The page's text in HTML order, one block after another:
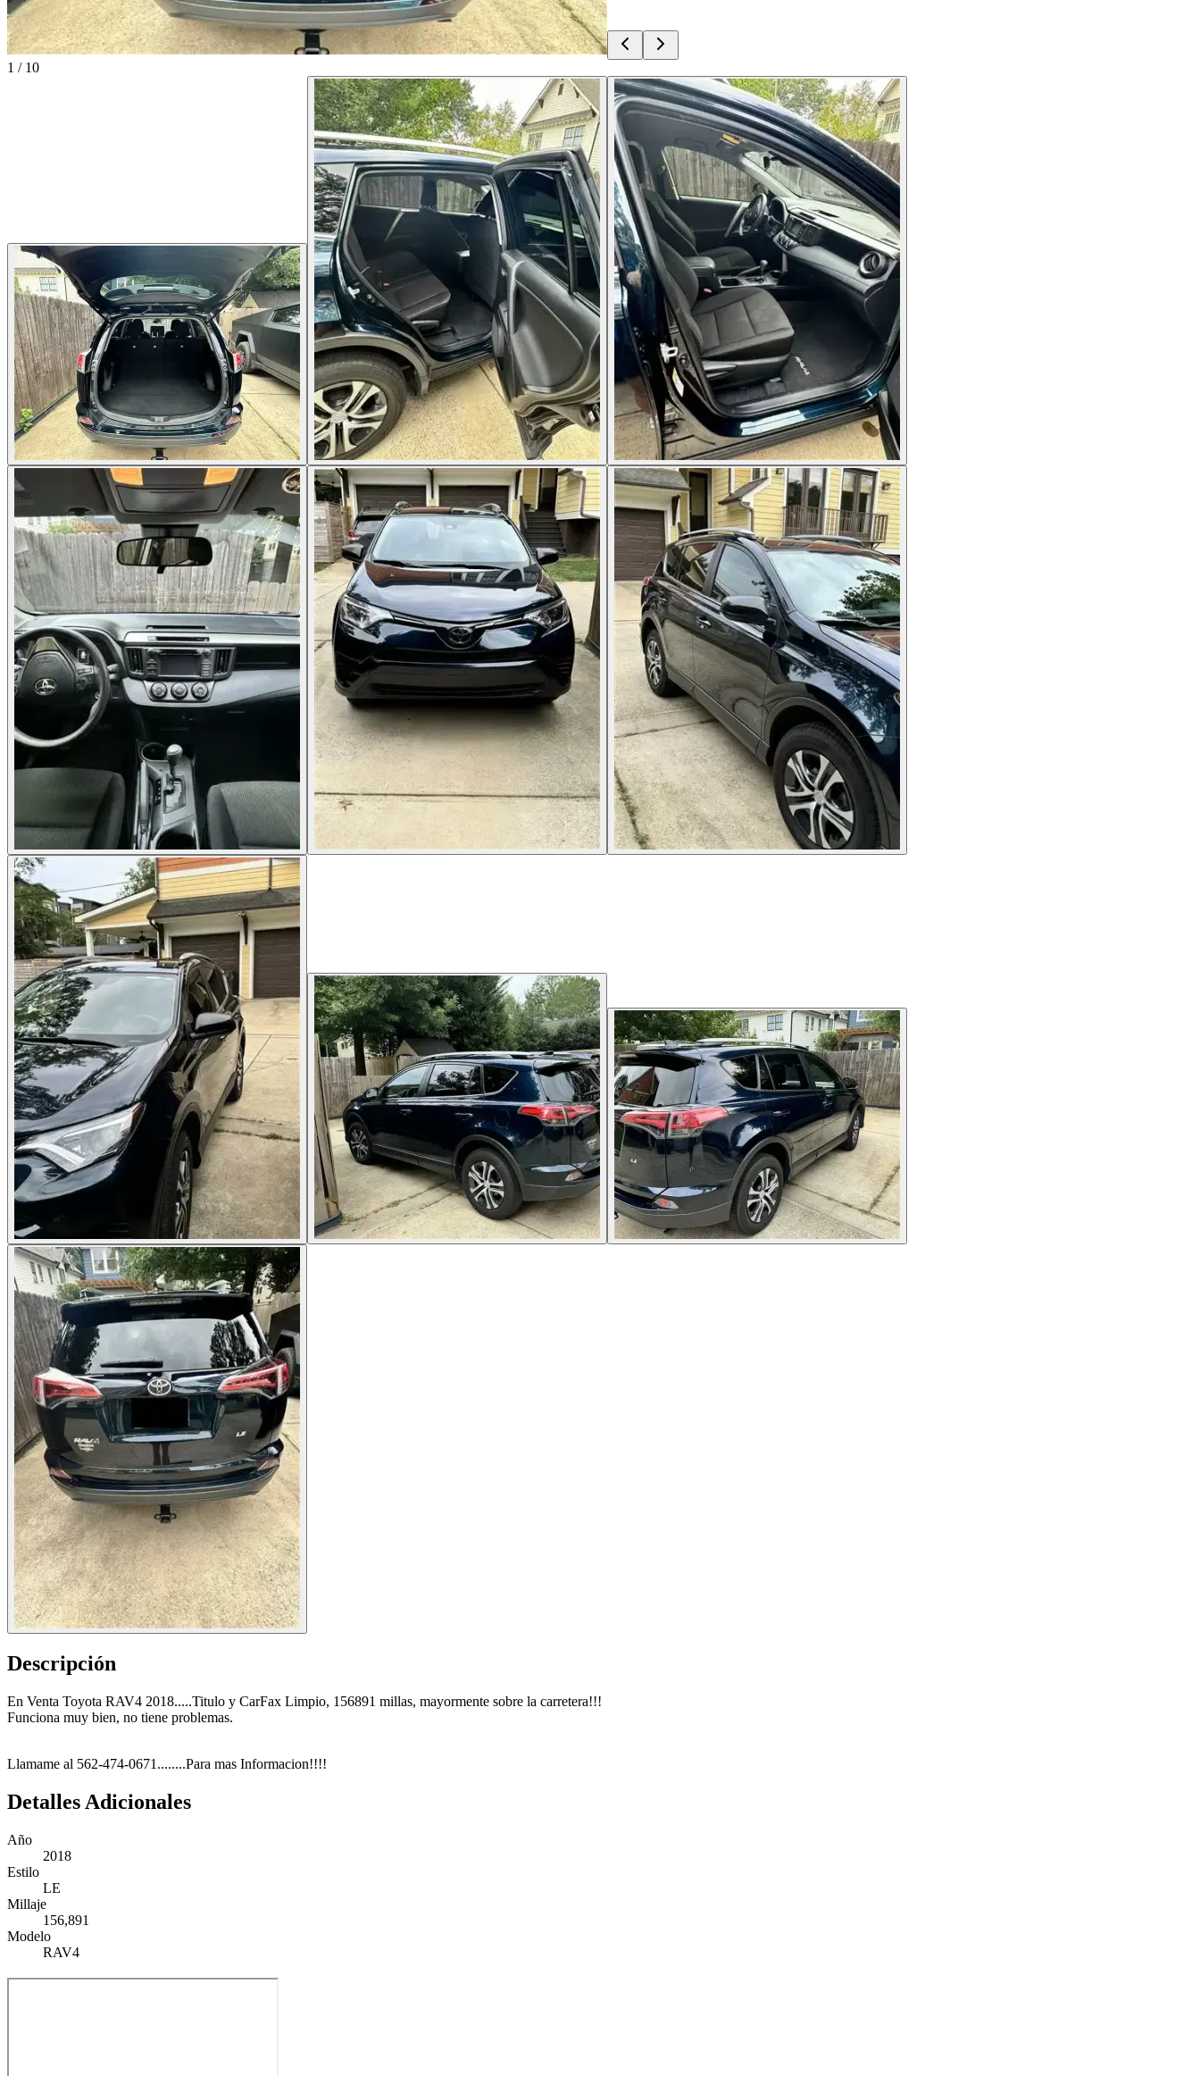
1 / 10
Descripción
En Venta Toyota RAV4 2018.....Titulo y CarFax Limpio, 156891 millas, mayormente sobre la carretera!!!
Funciona muy bien, no tiene problemas.
Llamame al 562-474-0671........Para mas Informacion!!!!
Detalles Adicionales
Año
2018
Estilo
LE
Millaje
156,891
Modelo
RAV4